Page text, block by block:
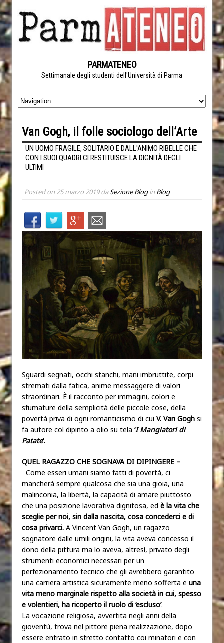
PARMATENEO
Settimanale degli studenti dell'Università di Parma
Van Gogh, il folle sociologo dell’Arte
UN UOMO FRAGILE, SOLITARIO E DALL'ANIMO RIBELLE CHE
CON I SUOI QUADRI CI RESTITUISCE LA DIGNITÀ DEGLI
ULTIMI
Posted on 25 marzo 2019daSezione Blogin Blog
Sguardi segnati, occhi stanchi, mani imbruttite, corpi
stremati dalla fatica, anime messaggere di valori
straordinari. È il racconto per immagini, colori e
sfumature della semplicità delle piccole cose, della
povertà priva di ogni romanticismo di cui V. Van Gogh si
fa autore col dipinto a olio su tela ‘I Mangiatori di
Patate‘.
QUEL RAGAZZO CHE SOGNAVA DI DIPINGERE –
Come esseri umani siamo fatti di povertà, ci
mancherà sempre qualcosa che sia una gioia, una
malinconia, la libertà, la capacità di amare piuttosto
che una posizione lavorativa dignitosa, ed è la vita che
sceglie per noi, sin dalla nascita, cosa concederci e di
cosa privarci. A Vincent Van Gogh, un ragazzo
sognatore dalle umili origini, la vita aveva concesso il
dono della pittura ma lo aveva, altresì, privato degli
strumenti economici necessari per un
perfezionamento tecnico che gli avrebbero garantito
una carriera artistica sicuramente meno sofferta e una
vita meno marginale rispetto alla società in cui, spesso
e volentieri, ha ricoperto il ruolo di ‘escluso’.
La vocazione religiosa, avvertita negli anni della
gioventù, trova nel pittore piena realizzazione, dopo
essere entrato in stretto contatto coi minatori e con